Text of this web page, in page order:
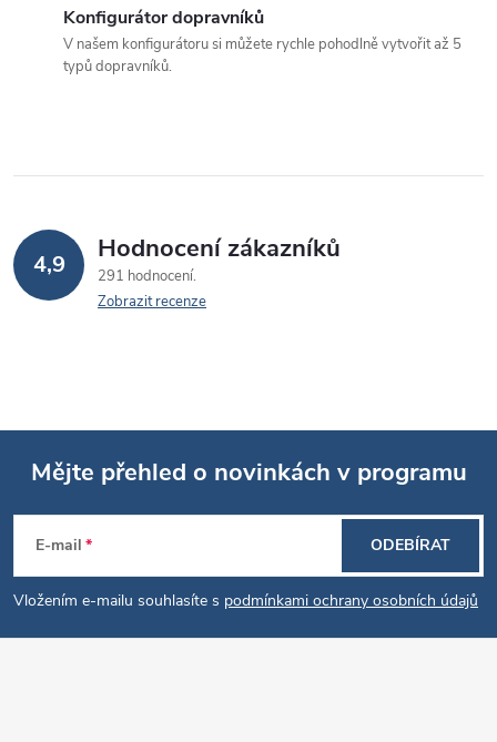
k
v
ý
Konfigurátor dopravníků
V našem konfigurátoru si můžete rychle pohodlně vytvořit až 5
typů dopravníků.
4,9 Hodnocení zákazníků
291 hodnocení
Zobrazit recenze
Z
á
p
Mějte přehled o novinkách v programu
E-mail
Vložením e-mailu souhlasíte s podmínkami ochrany osobních údajů
ODEBÍRAT